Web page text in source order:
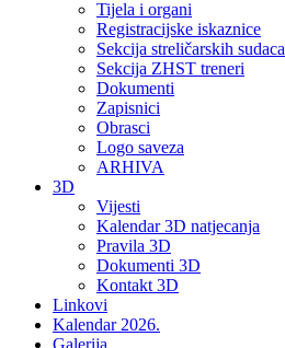
Tijela i organi
Registracijske iskaznice
Sekcija streličarskih sudaca
Sekcija ZHST treneri
Dokumenti
Zapisnici
Obrasci
Logo saveza
ARHIVA
3D
Vijesti
Kalendar 3D natjecanja
Pravila 3D
Dokumenti 3D
Kontakt 3D
Linkovi
Kalendar 2026.
Galerija